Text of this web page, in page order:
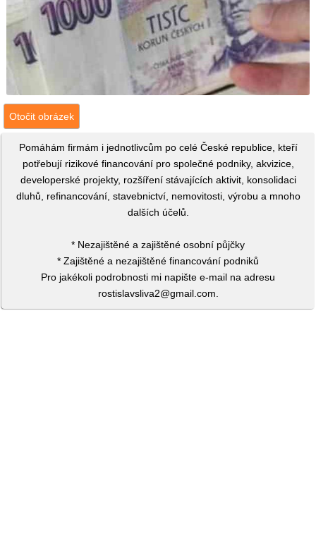
Otočit obrázek
Pomáhám firmám i jednotlivcům po celé České republice, kteří
potřebují rizikové financování pro společné podniky, akvizice,
developerské projekty, rozšíření stávajících aktivit, konsolidaci
dluhů, refinancování, stavebnictví, nemovitosti, výrobu a mnoho
dalších účelů.
* Nezajištěné a zajištěné osobní půjčky
* Zajištěné a nezajištěné financování podniků
Pro jakékoli podrobnosti mi napište e-mail na adresu
rostislavsliva2@gmail.com.